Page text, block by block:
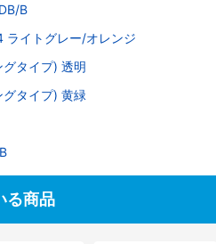
B
ライトグレー/オレンジ
タイプ) 透明
タイプ) 黄緑
る商品